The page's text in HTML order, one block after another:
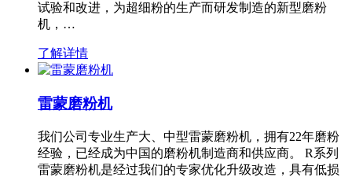
试验和改进，为超细粉的生产而研发制造的新型磨粉
机，…
了解详情
雷蒙磨粉机
我们公司专业生产大、中型雷蒙磨粉机，拥有22年磨粉
经验，已经成为中国的磨粉机制造商和供应商。 R系列
雷蒙磨粉机是经过我们的专家优化升级改造，具有低损